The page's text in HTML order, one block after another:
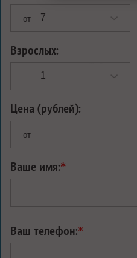
от
Взрослых:
Цена (рублей):
от
Ваше имя:*
Ваш телефон:*